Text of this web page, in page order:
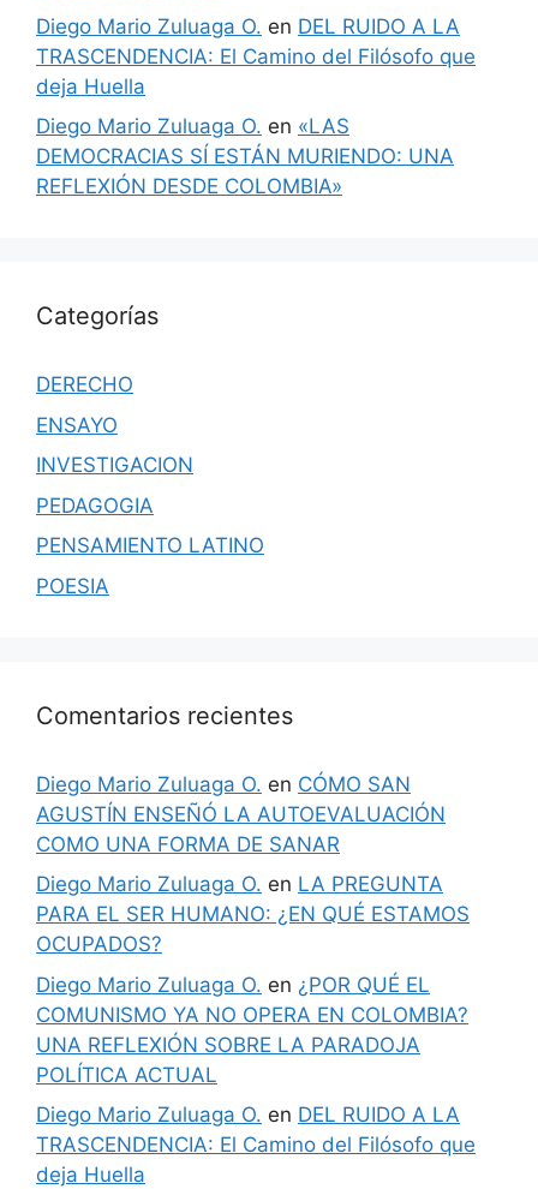
Diego Mario Zuluaga O. en DEL RUIDO A LA
TRASCENDENCIA: El Camino del Filósofo que
deja Huella
Diego Mario Zuluaga O. en «LAS
DEMOCRACIAS SÍ ESTÁN MURIENDO: UNA
REFLEXIÓN DESDE COLOMBIA»
Categorías
DERECHO
ENSAYO
INVESTIGACION
PEDAGOGIA
PENSAMIENTO LATINO
POESIA
Comentarios recientes
Diego Mario Zuluaga O. en CÓMO SAN
AGUSTÍN ENSEÑÓ LA AUTOEVALUACIÓN
COMO UNA FORMA DE SANAR
Diego Mario Zuluaga O. en LA PREGUNTA
PARA EL SER HUMANO: ¿EN QUÉ ESTAMOS
OCUPADOS?
Diego Mario Zuluaga O. en ¿POR QUÉ EL
COMUNISMO YA NO OPERA EN COLOMBIA?
UNA REFLEXIÓN SOBRE LA PARADOJA
POLÍTICA ACTUAL
Diego Mario Zuluaga O. en DEL RUIDO A LA
TRASCENDENCIA: El Camino del Filósofo que
deja Huella